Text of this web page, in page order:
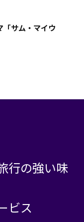
「サム・マイウ
行の強い味
ビス